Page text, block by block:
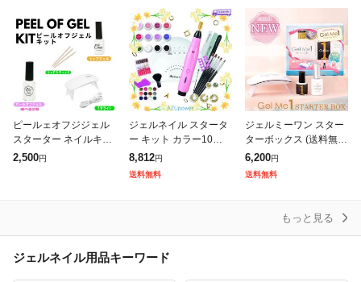
ィスカラージェル1
キット ジェルネイ
ピールェオフジジェル
スターター ネイルキッ
ト はがせる ジェルネイ
2,500円
ジェルネイル スタータ
ー キット カラー10色付
ネイルマシン ライト プ
チトル ジェル ネイル
8,812円
送料無料
ジェルミーワン スター
ターボックス (送料無
料) ジェルネイル ネイ
ル GelMe1 ベース クリ
6,200円
送料無料
もっと見る
ジェルネイル用品キーワード